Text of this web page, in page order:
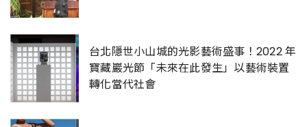
台北隱世小山城的光影藝術盛事！2022 年
寶藏巖光節「未來在此發生」以藝術裝置
轉化當代社會